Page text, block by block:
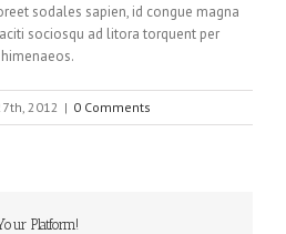
sodales sapien, id congue magna
sociosqu ad litora torquent per
2012 | 0 Comments
Platform!